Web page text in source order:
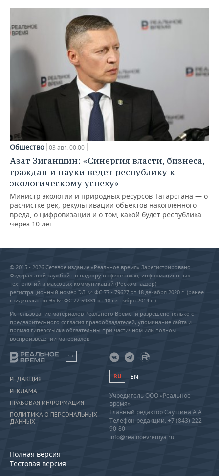
Общество 03 авг, 00:00
Азат Зиганшин: «Синергия власти, бизнеса,
граждан и науки ведет республику к
экологическому успеху»
Министр экологии и природных ресурсов Татарстана — о
расчистке рек, рекультивации объектов накопленного
вреда, о цифровизации и о том, какой будет республика
через 10 лет
© 2015 - 2026 Сетевое издание «Реальное время» Зарегистрировано
Федеральной службой по надзору в сфере связи, информационных
технологий и массовых коммуникаций (Роскомнадзор) –
регистрационный номер ЭЛ № ФС 77 - 79627 от 18 декабря 2020 г. (ранее
свидетельство Эл № ФС 77-59331 от 18 сентября 2014 г.)
Использование материалов Реального Времени разрешено только с
предварительного согласия правообладателей, упоминание сайта и
прямая гиперссылка обязательны при частичном или полном
воспроизведении материалов.
18+
РЕДАКЦИЯ
РЕКЛАМА
ПРАВОВАЯ ИНФОРМАЦИЯ
ПОЛИТИКА О ПЕРСОНАЛЬНЫХ
ДАННЫХ
Полная версия
Тестовая версия
RU EN
Учредитель ООО «Реальное
время»
Главный редактор Саушина А.А.
Телефон редакции: +7 (843) 222-
90-80
info@realnoevremya.ru